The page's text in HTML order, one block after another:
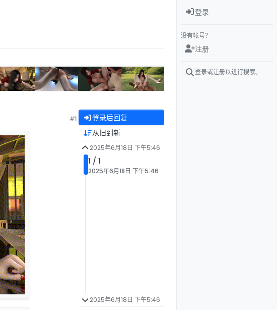
#1 登录后回复
从旧到新
2025年6月18日 下午5:46
1 / 1
2025年6月18日 下午5:46
2025年6月18日 下午5:46
登录
没有帐号？
注册
登录或注册以进行搜索。